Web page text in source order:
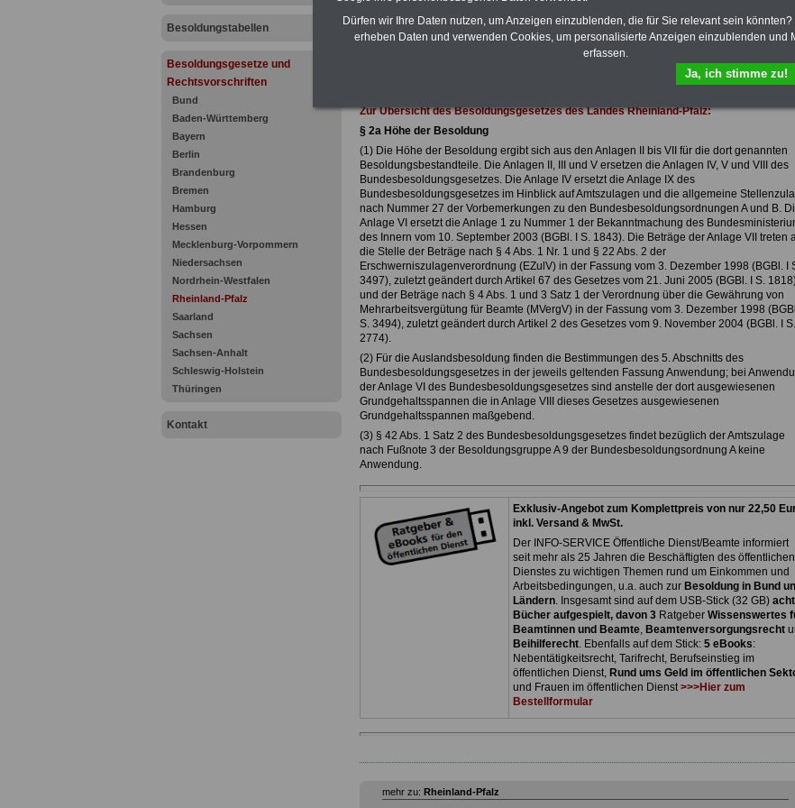
Besoldungstabellen
Besoldungsgesetze und
Rechtsvorschriften
Bund
Baden-Württemberg
Bayern
Berlin
Brandenburg
Bremen
Hamburg
Hessen
Mecklenburg-Vorpommern
Niedersachsen
Nordrhein-Westfalen
Rheinland-Pfalz
Saarland
Sachsen
Sachsen-Anhalt
Schleswig-Holstein
Thüringen
Kontakt
öffentlichen Dienst ist enthalten.
OnlineService bietet 10 Bücher
und ausdrucken>>>zur
Zur Übersicht des Besoldungsgesetzes des Landes Rheinland-Pfalz:
§ 2a Höhe der Besoldung
(1) Die Höhe der Besoldung ergibt sich aus den Anlagen II bis VII für die dort genannten
Besoldungsbestandteile. Die Anlagen II, III und V ersetzen die Anlagen IV, V und VIII des
Bundesbesoldungsgesetzes. Die Anlage IV ersetzt die Anlage IX des
Bundesbesoldungsgesetzes im Hinblick auf Amtszulagen und die allgemeine
nach Nummer 27 der Vorbemerkungen zu den Bundesbesoldungsordnungen A und B.
Anlage VI ersetzt die Anlage 1 zu Nummer 1 der Bekanntmachung des
des Innern vom 10. September 2003 (BGBl. I S. 1843). Die Beträge der Anlage VII treten
die Stelle der Beträge nach § 4 Abs. 1 Nr. 1 und § 22 Abs. 2 der
Erschwerniszulagenverordnung (EZulV) in der Fassung vom 3. Dezember 1998 (BGBl. I
3497), zuletzt geändert durch Artikel 67 des Gesetzes vom 21. Juni 2005 (BGBl. I S.
und der Beträge nach § 4 Abs. 1 und 3 Satz 1 der Verordnung über die Gewährung von
Mehrarbeitsvergütung für Beamte (MVergV) in der Fassung vom 3. Dezember 1998
S. 3494), zuletzt geändert durch Artikel 2 des Gesetzes vom 9. November 2004 (BGBl. I S.
2774).
(2) Für die Auslandsbesoldung finden die Bestimmungen des 5. Abschnitts des
Bundesbesoldungsgesetzes in der jeweils geltenden Fassung Anwendung; bei
der Anlage VI des Bundesbesoldungsgesetzes sind anstelle der dort ausgewiesenen
Grundgehaltsspannen die in Anlage VIII dieses Gesetzes ausgewiesenen
Grundgehaltsspannen maßgebend.
(3) § 42 Abs. 1 Satz 2 des Bundesbesoldungsgesetzes findet bezüglich der Amtszulage
nach Fußnote 3 der Besoldungsgruppe A 9 der Bundesbesoldungsordnung A keine
Anwendung.
Exklusiv-Angebot zum Komplettpreis von nur 22,50
inkl. Versand & MwSt.
Der INFO-SERVICE Öffentliche Dienst/Beamte informiert
seit mehr als 25 Jahren die Beschäftigten des öffentlichen
Dienstes zu wichtigen Themen rund um Einkommen und
Arbeitsbedingungen, u.a. auch zur Besoldung in Bund
Ländern. Insgesamt sind auf dem USB-Stick (32 GB) acht
Bücher aufgespielt, davon 3 Ratgeber Wissenswertes
Beamtinnen und Beamte, Beamtenversorgungsrecht
Beihilferecht. Ebenfalls auf dem Stick: 5 eBooks:
Nebentätigkeitsrecht, Tarifrecht, Berufseinstieg im
öffentlichen Dienst, Rund ums Geld im öffentlichen
und Frauen im öffentlichen Dienst>>>Hier zum
Bestellformular
mehr zu: Rheinland-Pfalz
Dürfen wir Ihre Daten nutzen, um Anzeigen einzublenden, die für Sie relevant sein
erheben Daten und verwenden Cookies, um personalisierte Anzeigen einzublenden und
erfassen.
Ja, ich stimme zu!